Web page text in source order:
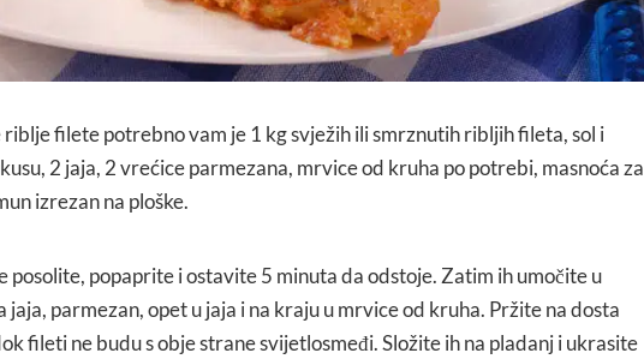
riblje filete potrebno vam je 1 kg svježih ili smrznutih ribljih fileta, sol i
2 jaja, 2 vrećice parmezana, mrvice od kruha po potrebi, masnoća za
izrezan na ploške.
posolite, popaprite i ostavite 5 minuta da odstoje. Zatim ih umočite u
jaja, parmezan, opet u jaja i na kraju u mrvice od kruha. Pržite na dosta
fileti ne budu s obje strane svijetlosmeđi. Složite ih na pladanj i ukrasite